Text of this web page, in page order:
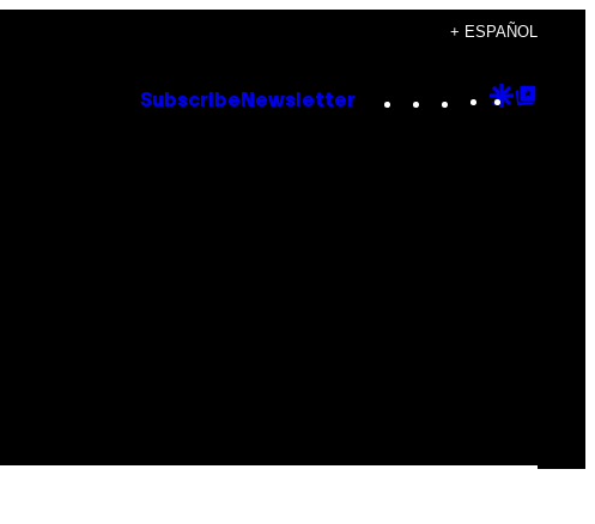
+ ESPAÑOL
Subscribe Newsletter Instagram
TikTok
YouTube
Google